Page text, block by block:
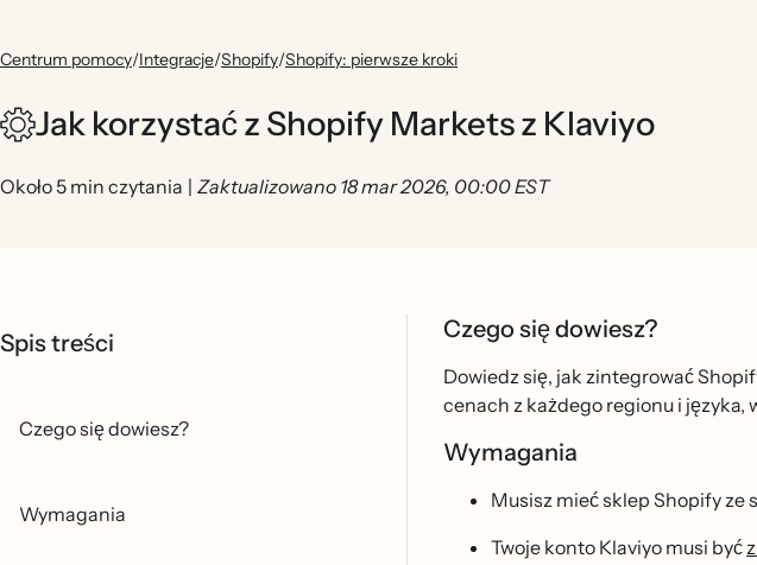
Centrum pomocy/Integracje/Shopify/Shopify: pierwsze kroki
Jak korzystać z Shopify Markets z Klaviyo
Około 5 min czytania | Zaktualizowano 18 mar 2026, 00:00 EST
Spis treści
Czego się dowiesz?
Wymagania
Czego się dowiesz?
Dowiedz się, jak zintegrować
cenach z każdego regionu i języka,
Wymagania
Musisz mieć sklep Shopify ze
Twoje konto Klaviyo musi być